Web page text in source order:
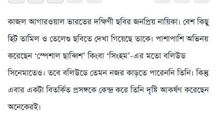
কাজল আগারওয়াল ভারতের দক্ষিণী ছবির জনপ্রিয় নায়িকা। বেশ কিছু
হিট তামিল ও তেলেগু ছবিতে দেখা গিয়েছে তাকে। পাশাপাশি অভিনয়
করেছেন ‘স্পেশাল ছাব্বিশ’ কিংবা ‘সিংহম’-এর মতো বলিউড
সিনেমাতেও। তবে বলিউডে তেমন নজর কাড়তে পারেননি তিনি। কিন্তু
এবার একটা বিতর্কিত প্রসঙ্গকে কেন্দ্র করে তিনি দৃষ্টি আকর্ষণ করেছেন
অনেকেরই।